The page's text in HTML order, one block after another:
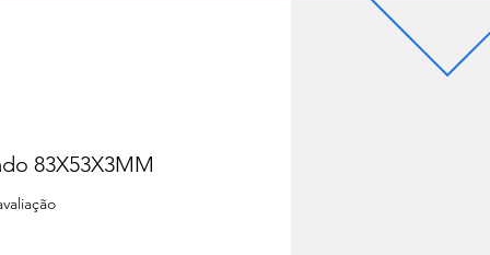
83X53X3MM
de 5 estrelas com base em 1 avaliação